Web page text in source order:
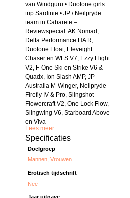
van Windguru • Duotone girls
trip Sardinië • JP / Neilpryde
team in Cabarete –
Reviewspecial: AK Nomad,
Delta Performance HA R,
Duotone Float, Eleveight
Chaser en WFS V7, Ezzy Flight
V2, F-One Ski en Strike V6 &
Quadx, Ion Slash AMP, JP
Australia M-Winger, Neilpryde
Firefly IV & Pro, Slingshot
Flowercraft V2, One Lock Flow,
Slingwing V6, Starboard Above
en Viva
Lees meer
Specificaties
Doelgroep
Mannen,Vrouwen
Erotisch tijdschrift
Nee